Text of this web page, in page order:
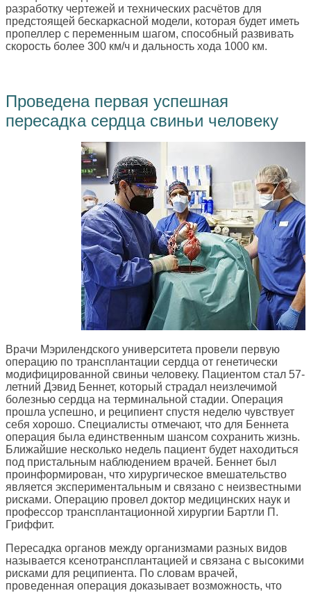
разработку чертежей и технических расчётов для
предстоящей бескаркасной модели, которая будет иметь
пропеллер с переменным шагом, способный развивать
скорость более 300 км/ч и дальность хода 1000 км.
Проведена первая успешная
пересадка сердца свиньи человеку
Врачи Мэрилендского университета провели первую
операцию по трансплантации сердца от генетически
модифицированной свиньи человеку. Пациентом стал 57-
летний Дэвид Беннет, который страдал неизлечимой
болезнью сердца на терминальной стадии. Операция
прошла успешно, и реципиент спустя неделю чувствует
себя хорошо. Специалисты отмечают, что для Беннета
операция была единственным шансом сохранить жизнь.
Ближайшие несколько недель пациент будет находиться
под пристальным наблюдением врачей. Беннет был
проинформирован, что хирургическое вмешательство
является экспериментальным и связано с неизвестными
рисками. Операцию провел доктор медицинских наук и
профессор трансплантационной хирургии Бартли П.
Гриффит.
Пересадка органов между организмами разных видов
называется ксенотрансплантацией и связана с высокими
рисками для реципиента. По словам врачей,
проведенная операция доказывает возможность, что